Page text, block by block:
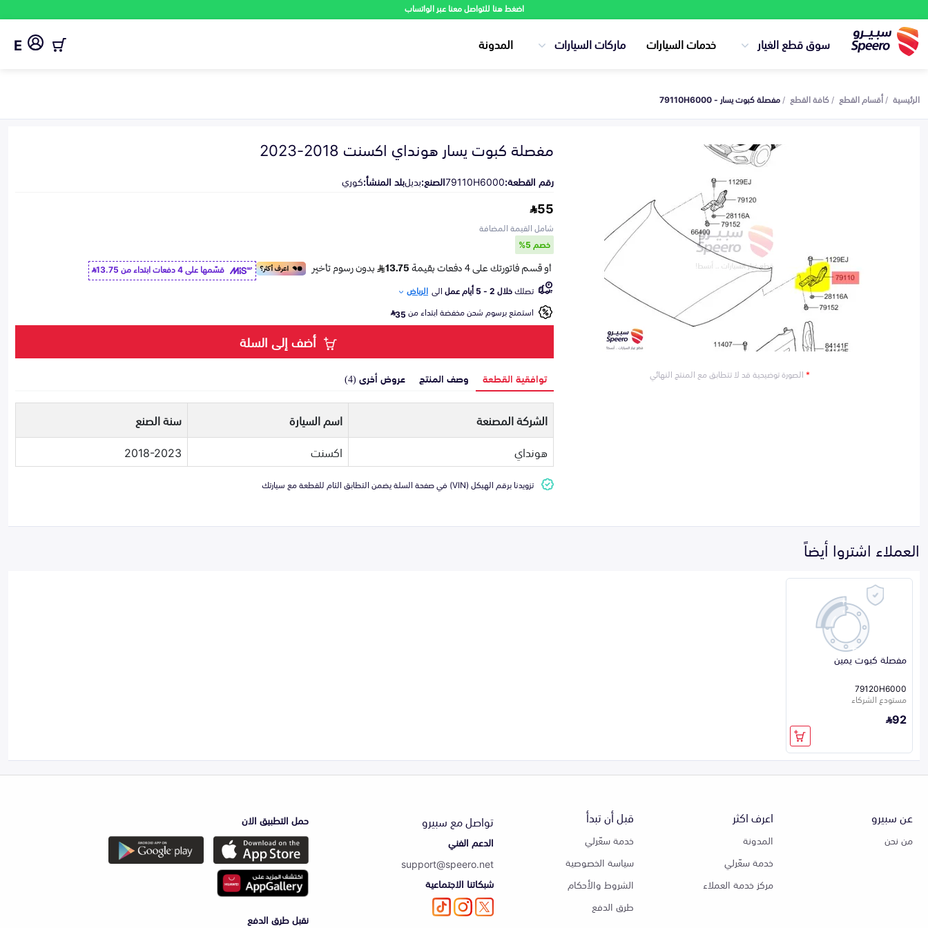
اضغط هنا للتواصل معنا عبر الواتساب
سوق قطع الغيار خدمات السيارات ماركات السيارات المدونة E
الرئيسية أقسام القطع كافة القطع مفصلة كبوت يسار - 79110H6000
*الصورة توضيحية قد لا تتطابق مع المنتج النهائي
مفصلة كبوت يسار هونداي اكسنت 2018-2023
رقم القطعة:79110H6000الصنع:بديلبلد المنشأ:كوري
55
شامل القيمة المضافة
خصم 5%
قسّمها على 4 دفعات ابتداء من
13.75
تصلكخلال 2 - 5 أيام عمل الى الرياض
استمتع برسوم شحن مخفضة ابتداء من35
أضف إلى السلة
توافقية القطعة وصف المنتج عروض أخرى (4)
الشركة المصنعة اسم السيارة
سنة الصنع
هونداي
اكسنت 2018-2023
تزويدنا برقم الهيكل (VIN) في صفحة السلة يضمن التطابق التام للقطعة مع سيارتك
العملاء اشتروا أيضاً
مفصلة كبوت يمين
79120H6000
مستودع الشركاء
92
عن سبيرو
من نحن
اعرف اكثر
المدونة
خدمة سعّرلي
مركز خدمة العملاء
قبل أن تبدأ
خدمة سعّرلي
سياسة الخصوصية
الشروط والأحكام
طرق الدفع
تواصل مع سبيرو
الدعم الفني
support@speero.net
شبكاتنا الاجتماعية
حمل التطبيق الان
نقبل طرق الدفع